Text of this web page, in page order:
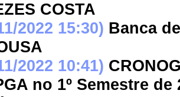
COSTA
2022 15:30) Banca
2022 10:41)
no 1º Semestre